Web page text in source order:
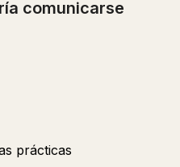
comunicarse
prácticas